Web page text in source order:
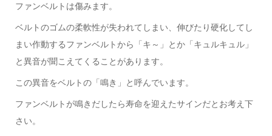
ファンベルトは傷みます。
ベルトのゴムの柔軟性が失われてしまい、伸びたり硬化してし
まい作動するファンベルトから「キ～」とか「キュルキュル」
と異音が聞こえてくることがあります。
この異音をベルトの「鳴き」と呼んでいます。
ファンベルトが鳴きだしたら寿命を迎えたサインだとお考え下
さい。